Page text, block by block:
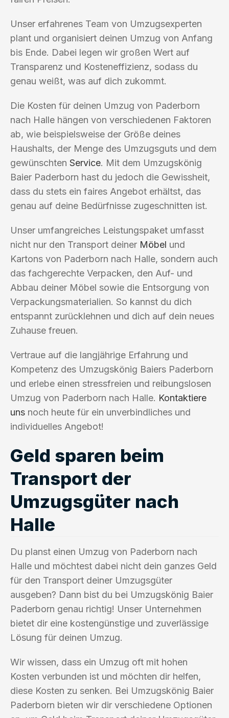
Unser erfahrenes Team von Umzugsexperten
plant und organisiert deinen Umzug von Anfang
bis Ende. Dabei legen wir großen Wert auf
Transparenz und Kosteneffizienz, sodass du
genau weißt, was auf dich zukommt.
Die Kosten für deinen Umzug von Paderborn
nach Halle hängen von verschiedenen Faktoren
ab, wie beispielsweise der Größe deines
Haushalts, der Menge des Umzugsguts und dem
gewünschten Service. Mit dem Umzugskönig
Baier Paderborn hast du jedoch die Gewissheit,
dass du stets ein faires Angebot erhältst, das
genau auf deine Bedürfnisse zugeschnitten ist.
Unser umfangreiches Leistungspaket umfasst
nicht nur den Transport deiner Möbel und
Kartons von Paderborn nach Halle, sondern auch
das fachgerechte Verpacken, den Auf- und
Abbau deiner Möbel sowie die Entsorgung von
Verpackungsmaterialien. So kannst du dich
entspannt zurücklehnen und dich auf dein neues
Zuhause freuen.
Vertraue auf die langjährige Erfahrung und
Kompetenz des Umzugskönig Baiers Paderborn
und erlebe einen stressfreien und reibungslosen
Umzug von Paderborn nach Halle. Kontaktiere
uns noch heute für ein unverbindliches und
individuelles Angebot!
Geld sparen beim
Transport der
Umzugsgüter nach
Halle
Du planst einen Umzug von Paderborn nach
Halle und möchtest dabei nicht dein ganzes Geld
für den Transport deiner Umzugsgüter
ausgeben? Dann bist du bei Umzugskönig Baier
Paderborn genau richtig! Unser Unternehmen
bietet dir eine kostengünstige und zuverlässige
Lösung für deinen Umzug.
Wir wissen, dass ein Umzug oft mit hohen
Kosten verbunden ist und möchten dir helfen,
diese Kosten zu senken. Bei Umzugskönig Baier
Paderborn bieten wir dir verschiedene Optionen